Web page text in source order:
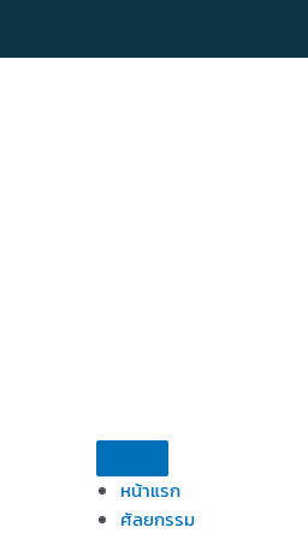
หน้าแรก
ศัลยกรรม